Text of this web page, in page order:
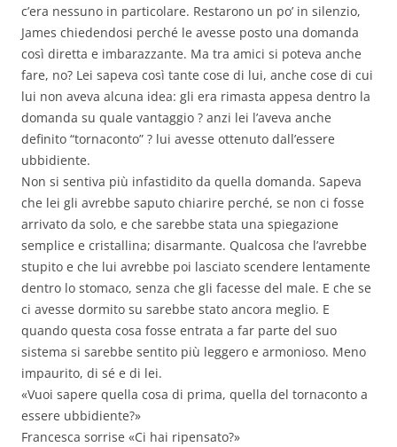
c’era nessuno in particolare. Restarono un po’ in silenzio,
James chiedendosi perché le avesse posto una domanda
così diretta e imbarazzante. Ma tra amici si poteva anche
fare, no? Lei sapeva così tante cose di lui, anche cose di cui
lui non aveva alcuna idea: gli era rimasta appesa dentro la
domanda su quale vantaggio ? anzi lei l’aveva anche
definito “tornaconto” ? lui avesse ottenuto dall’essere
ubbidiente.
Non si sentiva più infastidito da quella domanda. Sapeva
che lei gli avrebbe saputo chiarire perché, se non ci fosse
arrivato da solo, e che sarebbe stata una spiegazione
semplice e cristallina; disarmante. Qualcosa che l’avrebbe
stupito e che lui avrebbe poi lasciato scendere lentamente
dentro lo stomaco, senza che gli facesse del male. E che se
ci avesse dormito su sarebbe stato ancora meglio. E
quando questa cosa fosse entrata a far parte del suo
sistema si sarebbe sentito più leggero e armonioso. Meno
impaurito, di sé e di lei.
«Vuoi sapere quella cosa di prima, quella del tornaconto a
essere ubbidiente?»
Francesca sorrise «Ci hai ripensato?»